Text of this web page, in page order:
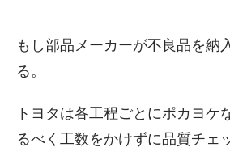
もし部品メーカーが不良品を納
る。
トヨタは各工程ごとにポカヨケ
るべく工数をかけずに品質チェ